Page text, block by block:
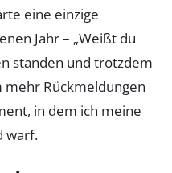
eine einzige
Jahr – „Weißt du
standen und trotzdem
mehr Rückmeldungen
in dem ich meine
warf.